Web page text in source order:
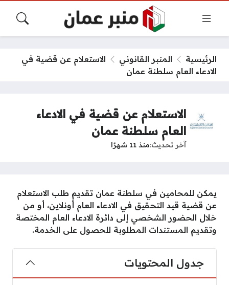
الرئيسية المنبر القانوني
الاستعلام عن قضية في
الادعاء العام سلطنة عمان
الاستعلام عن قضية في الادعاء
العام سلطنة عمان
آخر تحديث منذ 11 شهرًا
يمكن للمحامين في سلطنة عمان تقديم طلب الاستعلام
عن قضية قيد التحقيق في الادعاء العام أونلاين، أو من
خلال الحضور الشخصي إلى دائرة الادعاء العام المختصة
وتقديم المستندات المطلوبة للحصول على الخدمة.
جدول المحتويات